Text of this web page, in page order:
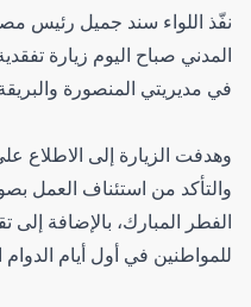
نفّذ اللواء سند جميل رئيس
المدني صباح اليوم زيارة
في مديريتي المنصورة
وهدفت الزيارة إلى الاطلاع
والتأكد من استئناف العمل
الفطر المبارك، بالإضافة
للمواطنين في أول أيام